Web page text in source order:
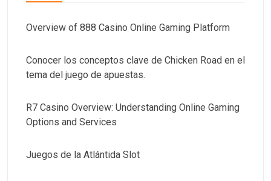
Overview of 888 Casino Online Gaming Platform
Conocer los conceptos clave de Chicken Road en el
tema del juego de apuestas.
R7 Casino Overview: Understanding Online Gaming
Options and Services
Juegos de la Atlántida Slot